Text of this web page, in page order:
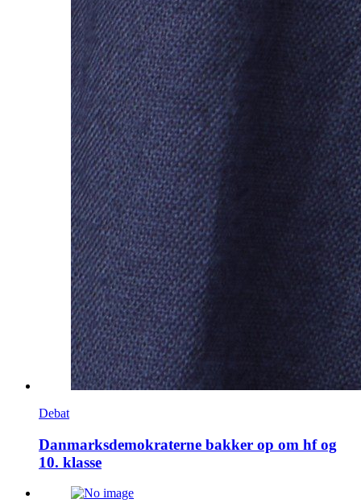
Debat
Danmarksdemokraterne bakker op om hf og
10. klasse